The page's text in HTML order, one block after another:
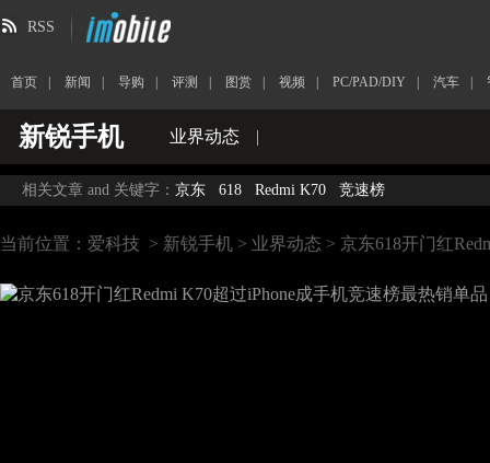
RSS
首页 新闻 导购 评测 图赏 视频 PC/PAD/DIY 汽车
新锐手机 业界动态 |
相关文章 and 关键字： 京东 618 Redmi K70 竞速榜
当前位置： 爱科技 > 新锐手机 > 业界动态 > 京东618开门红